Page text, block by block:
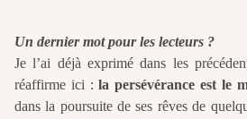
Un dernier mot pour les lecteurs ?
Je l’ai déjà exprimé dans les
réaffirme ici :la persévérance est le
dans la poursuite de ses rêves de